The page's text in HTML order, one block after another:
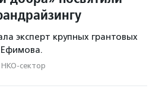
эксперт крупных грантовых
НКО-сектор